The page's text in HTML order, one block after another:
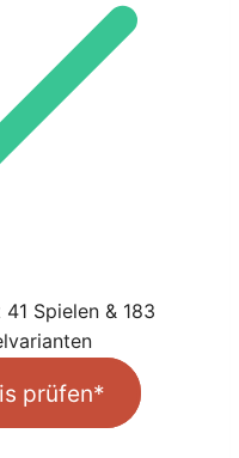
Spielen & 183
prüfen*